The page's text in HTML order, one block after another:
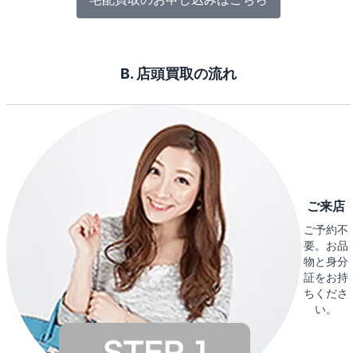
B. 店頭買取の流れ
ご来店
ご予約不
要。お品
物と身分
証をお持
ちくださ
い。